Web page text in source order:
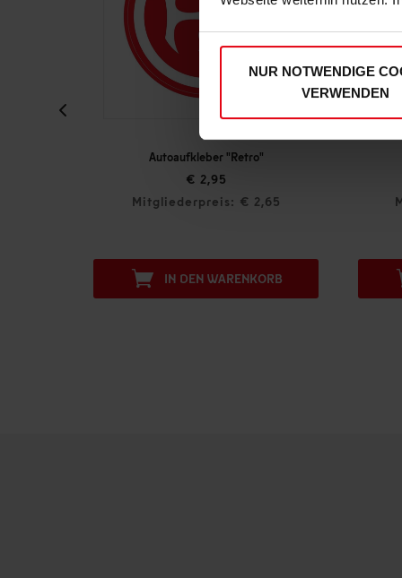
NUR NOTWENDIGE
VERWENDEN
Autoaufkleber "Retro"
Mitgliederpreis: € 2,65
IN DEN WARENKORB